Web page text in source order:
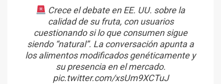
Crece el debate en EE. UU. sobre la
calidad de su fruta, con usuarios
cuestionando si lo que consumen sigue
siendo “natural”. La conversación apunta a
los alimentos modificados genéticamente y
su presencia en el mercado.
pic.twitter.com/xsUm9XCTuJ